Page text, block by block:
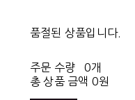
품절된 상품입니다.
주문 수량
0개
총 상품 금액 0원